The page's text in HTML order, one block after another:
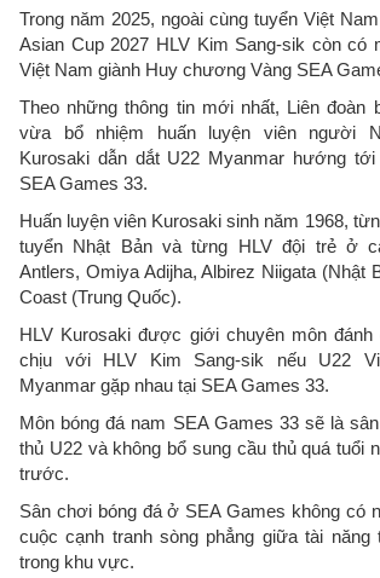
Trong năm 2025, ngoài cùng tuyển Việt
Asian Cup 2027 HLV Kim Sang-sik còn có
Việt Nam giành Huy chương Vàng SEA
Theo những thông tin mới nhất, Liên đoàn
vừa bổ nhiệm huấn luyện viên người
Kurosaki dẫn dắt U22 Myanmar hướng
SEA Games 33.
Huấn luyện viên Kurosaki sinh năm 1968,
tuyển Nhật Bản và từng HLV đội trẻ ở
Antlers, Omiya Adijha, Albirez Niigata (Nhật
Coast (Trung Quốc).
HLV Kurosaki được giới chuyên môn
chịu với HLV Kim Sang-sik nếu U22
Myanmar gặp nhau tại SEA Games 33.
Môn bóng đá nam SEA Games 33 sẽ là
thủ U22 và không bổ sung cầu thủ quá tuổi
trước.
Sân chơi bóng đá ở SEA Games không có
cuộc cạnh tranh sòng phẳng giữa tài
trong khu vực.